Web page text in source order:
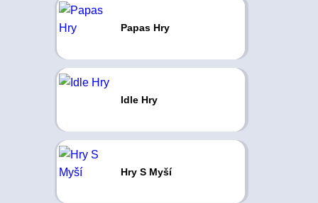
Papas Hry
Idle Hry
Hry S Myší